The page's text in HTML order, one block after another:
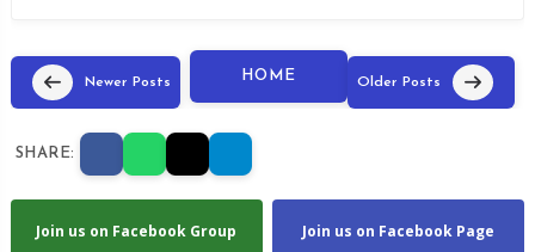
Newer Posts HOME Older Posts
SHARE:
Join us on Facebook Group Join us on Facebook Page